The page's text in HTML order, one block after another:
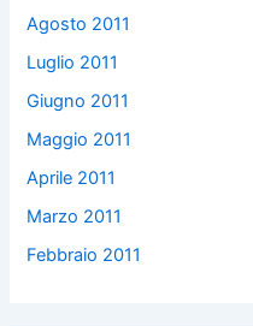
Agosto 2011
Luglio 2011
Giugno 2011
Maggio 2011
Aprile 2011
Marzo 2011
Febbraio 2011